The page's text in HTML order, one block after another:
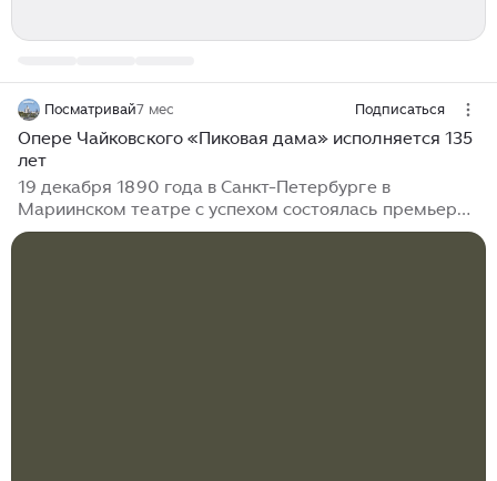
Посматривай7 мес Подписаться
Опере Чайковского «Пиковая дама» исполняется 135
лет
19 декабря 1890 года в Санкт-Петербурге в
Мариинском театре с успехом состоялась премьера
оперы Петра Ильича Чайковского «Пиковая дама».